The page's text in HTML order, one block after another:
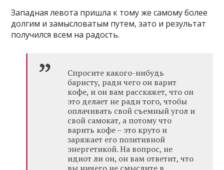
Западная левота пришла к тому же самому более
долгим и замысловатым путем, зато и результат
получился всем на радость.
Спросите какого-нибудь
баристу, ради чего он варит
кофе, и он вам расскажет, что он
это делает не ради того, чтобы
оплачивать свой съемный угол и
свой самокат, а потому что
варить кофе – это круто и
заряжает его позитивной
энергетикой. На вопрос, не
идиот ли он, он вам ответит, что